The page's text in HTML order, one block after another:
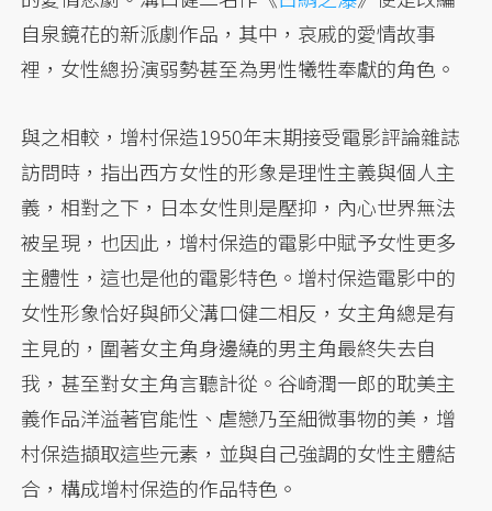
自泉鏡花的新派劇作品，其中，哀戚的愛情故事
裡，女性總扮演弱勢甚至為男性犧牲奉獻的角色。
與之相較，增村保造1950年末期接受電影評論雜誌
訪問時，指出西方女性的形象是理性主義與個人主
義，相對之下，日本女性則是壓抑，內心世界無法
被呈現，也因此，增村保造的電影中賦予女性更多
主體性，這也是他的電影特色。增村保造電影中的
女性形象恰好與師父溝口健二相反，女主角總是有
主見的，圍著女主角身邊繞的男主角最終失去自
我，甚至對女主角言聽計從。谷崎潤一郎的耽美主
義作品洋溢著官能性、虐戀乃至細微事物的美，增
村保造擷取這些元素，並與自己強調的女性主體結
合，構成增村保造的作品特色。